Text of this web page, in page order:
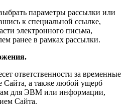
параметры рассылки или
к специальной ссылке,
электронного письма,
ранее в рамках рассылки.
ответственности за временные
Сайта, а также любой ущерб
для ЭВМ или информации,
Сайта.